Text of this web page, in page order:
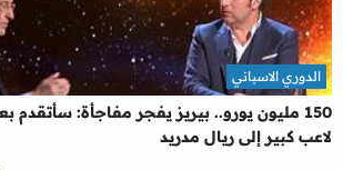
150 مليون يورو.. بيريز يفجر مفاجأة:
لاعب كبير إلى ريال مدريد
الدوري الاسباني